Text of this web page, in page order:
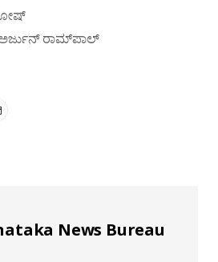
ಅರ್ಜುನ್‌ ರಾಮ್‌ಪಾಲ್‌
News Bureau